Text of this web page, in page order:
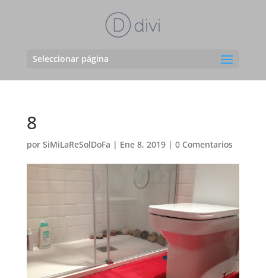
Seleccionar página
8
por SiMiLaReSolDoFa | Ene 8, 2019| 0 Comentarios